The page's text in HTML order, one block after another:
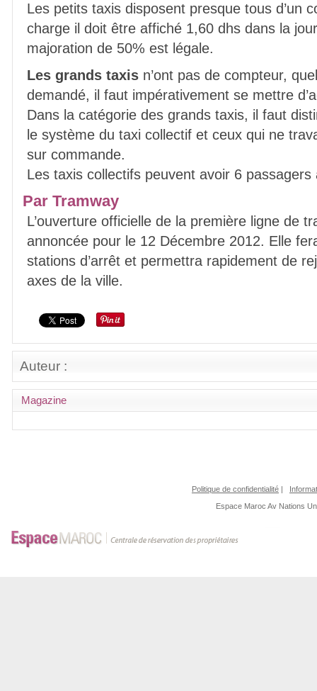
Les petits taxis disposent presque tous d’un
charge il doit être affiché 1,60 dhs dans la
majoration de 50% est légale.
Les grands taxis n’ont pas de compteur,
demandé, il faut impérativement se mettre
Dans la catégorie des grands taxis, il faut
le système du taxi collectif et ceux qui ne
sur commande.
Les taxis collectifs peuvent avoir 6 passagers
Par Tramway
L’ouverture officielle de la première ligne de
annoncée pour le 12 Décembre 2012. Elle
stations d’arrêt et permettra rapidement de
axes de la ville.
Auteur :
Magazine
Politique de confidentialité |
Espace Maroc Av Nations